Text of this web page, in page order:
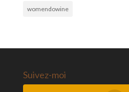
womendowine
Suivez-moi